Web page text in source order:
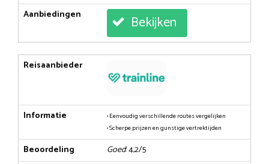
Aanbiedingen
Bekijken
Reisaanbieder
Informatie
• Eenvoudig verschillende routes vergelijken
• Scherpe prijzen en gunstige vertrektijden
Beoordeling Goed: 4,2/5